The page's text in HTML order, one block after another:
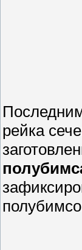
рейка